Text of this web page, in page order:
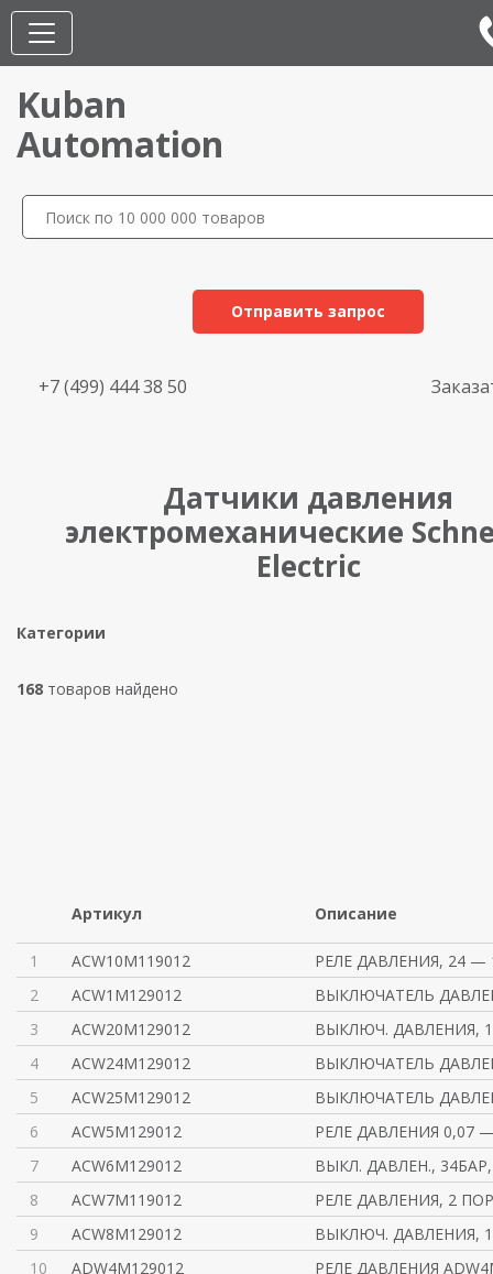
Kuban
Automation
Отправить запрос
+7 (499) 444 38 50
Датчики давления
электромеханические
Electric
Категории
168 товаров найдено
Артикул Описание
1 ACW10M119012
РЕЛЕ ДАВЛЕНИЯ, 24 —
2
ACW1M129012
ВЫКЛЮЧАТЕЛЬ
3
ACW20M129012
ВЫКЛЮЧ. ДАВЛЕНИЯ,
4
ACW24M129012
ВЫКЛЮЧАТЕЛЬ
5
ACW25M129012
ВЫКЛЮЧАТЕЛЬ
6
ACW5M129012
РЕЛЕ ДАВЛЕНИЯ 0,07
7
ACW6M129012
ВЫКЛ. ДАВЛЕН.,
8
ACW7M119012
РЕЛЕ ДАВЛЕНИЯ, 2
9
ACW8M129012
ВЫКЛЮЧ. ДАВЛЕНИЯ,
10
ADW4M129012
РЕЛЕ ДАВЛЕНИЯ